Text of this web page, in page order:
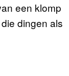
een klomp
dingen als